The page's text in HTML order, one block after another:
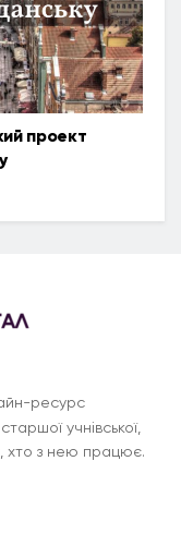
проект
ресурс
учнівської,
хто з нею працює.